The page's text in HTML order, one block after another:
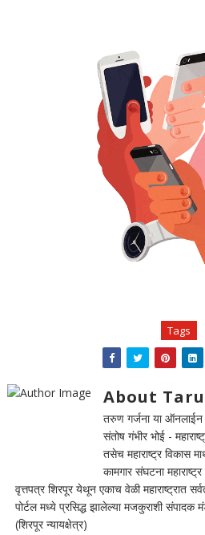
Tags
About
तरुण गर्जना या ऑनलाईन
संतोष गंभीर भोई -
तसेच महाराष्ट्र विकास
कामगार संघटना
वृत्तपत्र शिरपूर येथून एकाच वेळी महाराष्ट्रात
पोर्टल मध्ये प्रसिद्ध झालेल्या मजकुराशी
(शिरपूर न्यायक्षेत्र)